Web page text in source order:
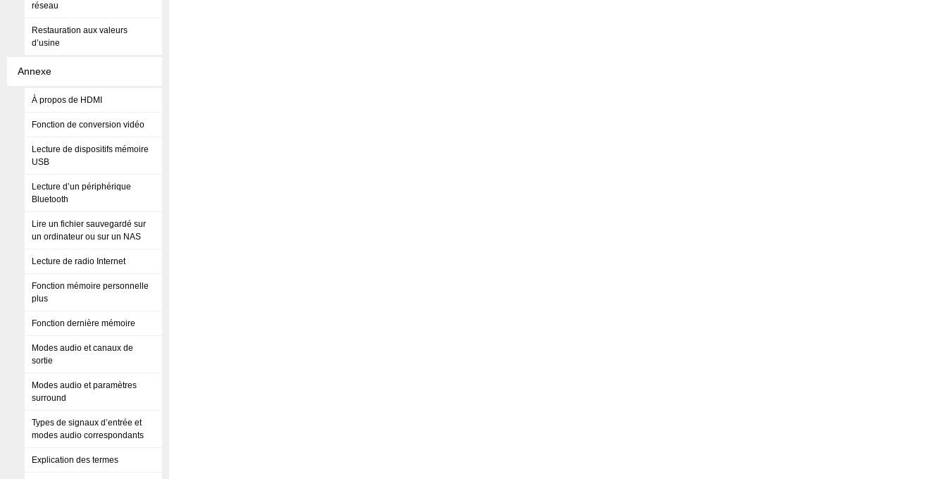
réseau
Restauration aux valeurs
d’usine
Annexe
À propos de HDMI
Fonction de conversion vidéo
Lecture de dispositifs mémoire
USB
Lecture d’un périphérique
Bluetooth
Lire un fichier sauvegardé sur
un ordinateur ou sur un NAS
Lecture de radio Internet
Fonction mémoire personnelle
plus
Fonction dernière mémoire
Modes audio et canaux de
sortie
Modes audio et paramètres
surround
Types de signaux d’entrée et
modes audio correspondants
Explication des termes